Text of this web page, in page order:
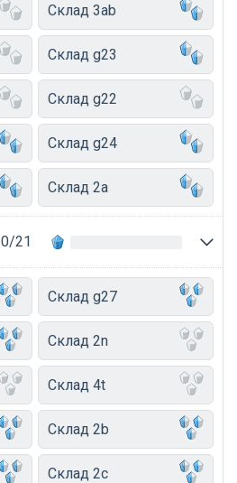
Склад 3ab
Склад g23
Склад g22
Склад g24
Склад 2a
0/21
Склад g27
Склад 2n
Склад 4t
Склад 2b
Склад 2c